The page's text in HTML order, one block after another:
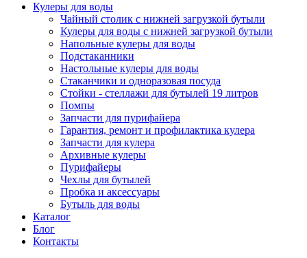
Кулеры для воды
Чайный столик с нижней загрузкой бутыли
Кулеры для воды с нижней загрузкой бутыли
Напольные кулеры для воды
Подстаканники
Настольные кулеры для воды
Стаканчики и одноразовая посуда
Стойки - стеллажи для бутылей 19 литров
Помпы
Запчасти для пурифайера
Гарантия, ремонт и профилактика кулера
Запчасти для кулера
Архивные кулеры
Пурифайеры
Чехлы для бутылей
Пробка и аксессуары
Бутыль для воды
Каталог
Блог
Контакты